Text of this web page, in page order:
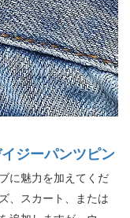
ジーパンツピン
に魅力を加えてくだ
、スカート、または